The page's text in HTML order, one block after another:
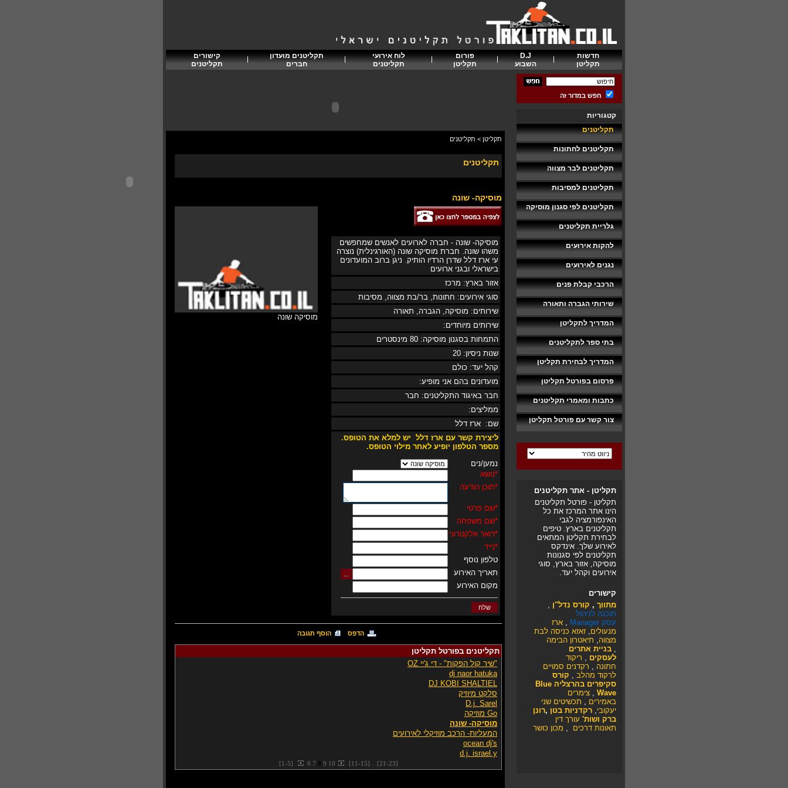
חדשות
תקליטן
D.J
השבוע
פורום
תקליטן
לוח אירועי
תקליטנים
תקליטנים מועדון
חברים
קישורים
תקליטנים
חפש במדור זה
קטגוריות
תקליטנים
תקליטנים לחתונות
תקליטנים לבר מצווה
תקליטנים למסיבות
תקליטנים לפי סגנון מוסיקה
גלריית תקליטנים
להקות אירועים
נגנים לאירועים
הרכבי קבלת פנים
שירותי הגברה ותאורה
המדריך לתקליטן
בתי ספר לתקליטנים
המדריך לבחירת תקליטן
פרסום בפורטל תקליטן
כתבות ומאמרי תקליטנים
צור קשר עם פורטל תקליטן
תקליטן - אתר תקליטנים
תקליטן - פורטל תקליטנים
הינו אתר המרכז את כל
האינפורמציה לגבי
תקליטנים בארץ. טיפים
לבחירת תקליטן המתאים
לאירוע שלך. אינדקס
תקליטנים לפי סגנונות
מוסיקה, אזור בארץ, סוגי
אירועים וקהל יעד.
קישורים
מתווך , קורס נדל"ן ,
תוכנה לניהול
עסק Manager
, ארז
מנעולים, זאזא כניסה לבת
מצווה, תיאטרון הבימה
, בניית אתרים
לעסקים , ריקוד
חתונה , רקדנים סמויים
לרקוד מהלב , קורס
סקיפרים בהרצליה Blue
Wave
, צימרים
באמירים , תכשיטים שני
יעקובי, רקדניות בטן ,רונן
ברק ושות' עורך דין
תאונות דרכים , מכון כושר
תקליטן > תקליטנים
תקליטנים
מוסיקה- שונה
מוסיקה שונה
מוסיקה- שונה - חברה לארועים לאנשים שמחפשים
משהו שונה. חברת מוסיקה שונה (האורגינלית) נוצרה
עי ארז דלל שדרן הרדיו הותיק. ניגן ברוב המועדונים
בישראלי ובגני ארועים
אזור בארץ: מרכז
סוגי אירועים: חתונות, בר/בת מצווה, מסיבות
שירותים: מוסיקה, הגברה, תאורה
שירותים מיוחדים:
התמחות בסגנון מוסיקה: 80 מינסטרים
שנות ניסיון: 20
קהל יעד: כולם
מועדונים בהם אני מופיע:
חבר באיגוד התקליטנים: חבר
ממליצים:
שם: ארז דלל
ליצירת קשר עם ארז דלל יש למלא את הטופס.
מספר הטלפון יופיע לאחר מילוי הטופס.
נמען/נים
*נושא
*תוכן הודעה
*שם פרטי
*שם משפחה
*דואר אלקטרוני
*נייד
טלפון נוסף
תאריך האירוע
מקום האירוע
הדפס הוסף תגובה
תקליטנים בפורטל תקליטן
"שיר קול הפקות" - די ג'יי OZ
dj naor hatuka
DJ KOBI SHALTIEL
סלקט מיוזיק
D.j. Sarel
Go מוזיקה
מוסיקה- שונה
המעליות- הרכב מוזיקלי לאירועים
ocean dj's
d.j. israel.y
[1-5] 6 7 8 9 10 [11-15] [21-23]